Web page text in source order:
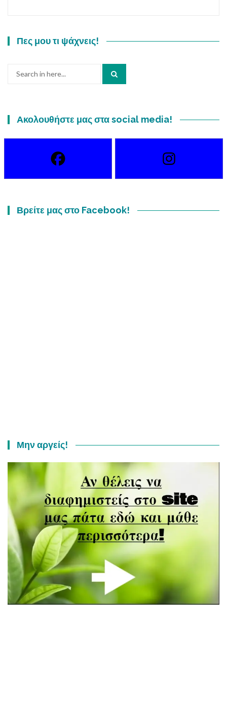
Πες μου τι ψάχνεις!
Ακολουθήστε μας στα social media!
Βρείτε μας στο Facebook!
Μην αργείς!